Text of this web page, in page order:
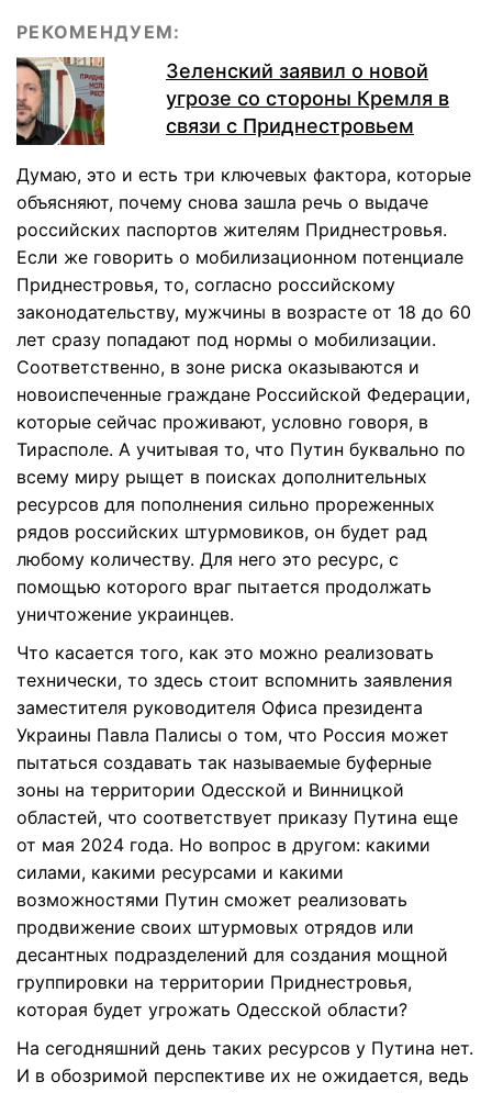
РЕКОМЕНДУЕМ:
Зеленский заявил о новой
угрозе со стороны Кремля в
связи с Приднестровьем
Думаю, это и есть три ключевых фактора, которые
объясняют, почему снова зашла речь о выдаче
российских паспортов жителям Приднестровья.
Если же говорить о мобилизационном потенциале
Приднестровья, то, согласно российскому
законодательству, мужчины в возрасте от 18 до 60
лет сразу попадают под нормы о мобилизации.
Соответственно, в зоне риска оказываются и
новоиспеченные граждане Российской Федерации,
которые сейчас проживают, условно говоря, в
Тирасполе. А учитывая то, что Путин буквально по
всему миру рыщет в поисках дополнительных
ресурсов для пополнения сильно прореженных
рядов российских штурмовиков, он будет рад
любому количеству. Для него это ресурс, с
помощью которого враг пытается продолжать
уничтожение украинцев.
Что касается того, как это можно реализовать
технически, то здесь стоит вспомнить заявления
заместителя руководителя Офиса президента
Украины Павла Палисы о том, что Россия может
пытаться создавать так называемые буферные
зоны на территории Одесской и Винницкой
областей, что соответствует приказу Путина еще
от мая 2024 года. Но вопрос в другом: какими
силами, какими ресурсами и какими
возможностями Путин сможет реализовать
продвижение своих штурмовых отрядов или
десантных подразделений для создания мощной
группировки на территории Приднестровья,
которая будет угрожать Одесской области?
На сегодняшний день таких ресурсов у Путина нет.
И в обозримой перспективе их не ожидается, ведь